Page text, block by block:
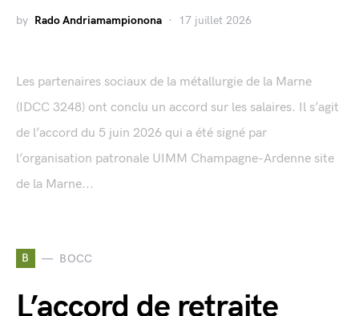
by Rado Andriamampionona 17 juillet 2026
Les partenaires sociaux de la métallurgie de la Marne
(IDCC 3248) ont conclu un accord sur les salaires. Il s’agit
de l’accord du 5 juin 2026 qui a été signé par
l’organisation patronale UIMM Champagne-Ardenne site
de la Marne...
B BOCC
L’accord de retraite